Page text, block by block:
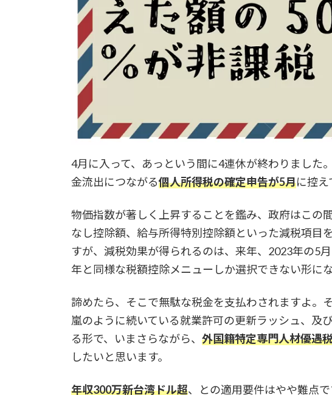
4月に入って、あっという間に4連休が終わりました
金流出につながる個人所得税の確定申告が5月に控え
物価指数が著しく上昇することを鑑み、政府はこの
なし控除額、給与所得特別控除額といった減税項目
すが、減税効果が得られるのは、来年、2023年の5
年と同様な税額控除メニューしか選択できない形にな
諦めたら、そこで無駄な税金を支払わされますよ。
嵐のように続いている就業許可の更新ラッシュ、及
る形で、いまさらながら、 外国籍特定専門人材優遇
したいと思います。
年収300万新台湾ドル超、との適用要件はやや難点